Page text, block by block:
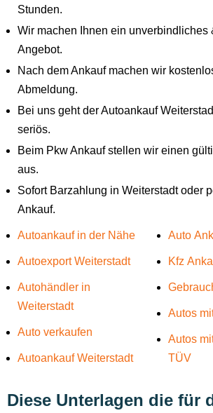
Stunden.
Wir machen Ihnen ein unverbindliches
Angebot.
Nach dem Ankauf machen wir
Abmeldung.
Bei uns geht der Autoankauf
seriös.
Beim Pkw Ankauf stellen wir einen
aus.
Sofort Barzahlung in Weiterstadt oder
Ankauf.
Autoankauf in der Nähe
Autoexport Weiterstadt
Autohändler in
Weiterstadt
Auto verkaufen
Autoankauf Weiterstadt
Auto
Kfz
Autos
Autos
TÜV
Diese Unterlagen die für